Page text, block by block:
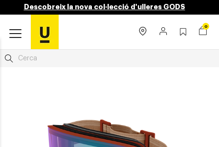
Descobreix la nova col·lecció d'ulleres GODS
0